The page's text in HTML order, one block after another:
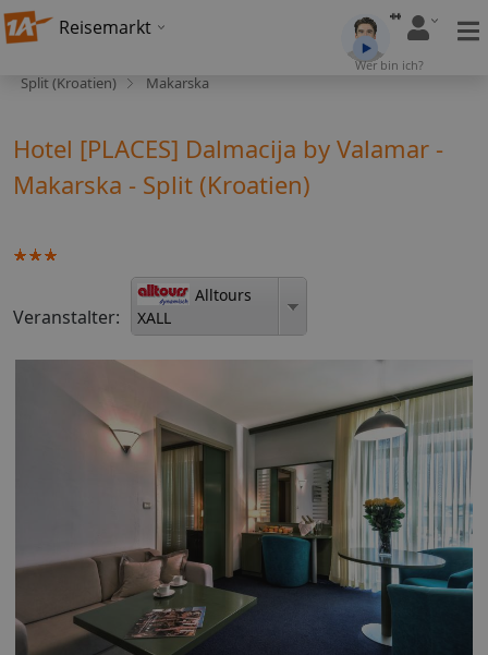
Reisemarkt
Wer bin ich?
Split (Kroatien) Makarska
Hotel [PLACES] Dalmacija by Valamar -
Makarska - Split (Kroatien)
Veranstalter:
Alltours
XALL